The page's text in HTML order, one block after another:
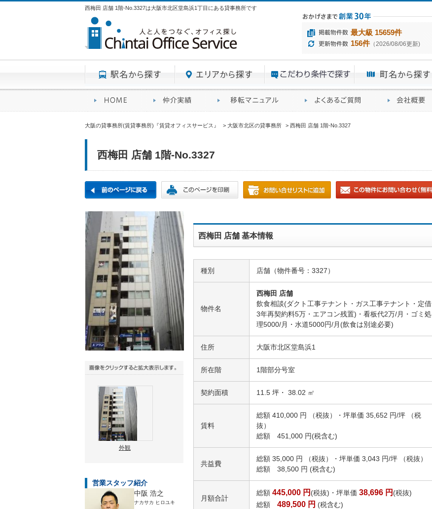
西梅田 店舗 1階-No.3327は大阪市北区堂島浜1丁目にある貸事務所です
最大級 15659件
156件（2026/08/06更新)
大阪の貸事務所(賃貸事務所)『賃貸オフィスサービス』 大阪市北区の貸事務所 西梅田 店舗 1階-No.3327
西梅田 店舗 1階-No.3327
外観
営業スタッフ紹介
中阪 浩之
ナカサカ ヒロユキ
西梅田 店舗 基本情報
種別 店舗（物件番号：3327）
物件名
西梅田 店舗
飲食相談(ダクト工事テナント・ガス工事テナント・定借
3年再契約料5万・エアコン残置)・看板代2万/月・ゴミ処
理5000/月・水道5000円/月(飲食は別途必要)
住所 大阪市北区堂島浜1
所在階 1階部分号室
契約面積 11.5 坪・ 38.02 ㎡
賃料
総額 410,000 円 （税抜）・坪単価 35,652 円/坪 （税
抜）
総額 451,000 円(税含む)
共益費
総額 35,000 円 （税抜）・坪単価 3,043 円/坪 （税抜）
総額 38,500 円 (税含む)
月額合計
総額 445,000 円 (税抜)・坪単価 38,696 円 (税抜)
総額 489,500 円 (税含む)